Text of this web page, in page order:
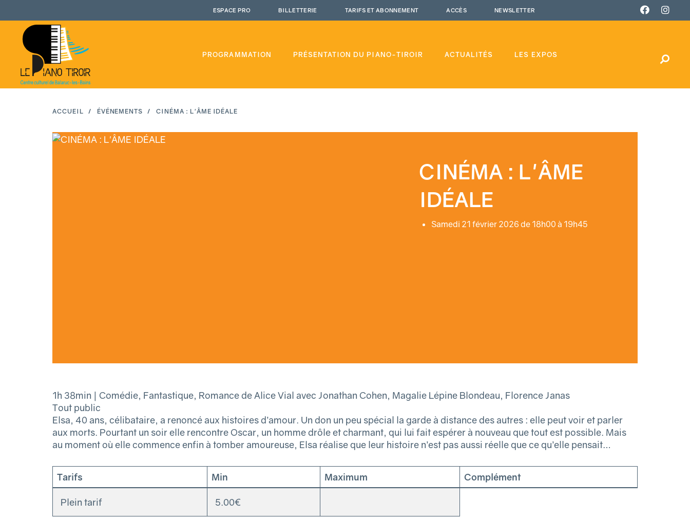
au
contenu
principal
ESPACE PRO BILLETTERIE TARIFS ET ABONNEMENT ACCÈS NEWSLETTER
PROGRAMMATION PRÉSENTATION DU PIANO-TIROIR ACTUALITÉS LES EXPOS
ACCUEIL ÉVÉNEMENTS CINÉMA : L'ÂME IDÉALE
CINÉMA : L'ÂME
IDÉALE
Samedi 21 février 2026 de 18h00 à 19h45
1h 38min | Comédie, Fantastique, Romance de Alice Vial avec Jonathan Cohen, Magalie Lépine Blondeau, Florence Janas
Tout public
Elsa, 40 ans, célibataire, a renoncé aux histoires d’amour. Un don un peu spécial la garde à distance des autres : elle peut voir et parler
aux morts. Pourtant un soir elle rencontre Oscar, un homme drôle et charmant, qui lui fait espérer à nouveau que tout est possible. Mais
au moment où elle commence enfin à tomber amoureuse, Elsa réalise que leur histoire n’est pas aussi réelle que ce qu’elle pensait…
Tarifs Min Maximum Complément
Plein tarif 5.00€